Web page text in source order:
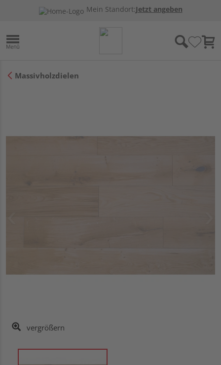
Mein Standort:Jetzt angeben
Massivholzdielen
vergrößern